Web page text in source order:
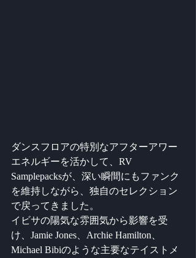
ダンスフロアの特別なアフターアワー
エネルギーを活かして、RV
Samplepacksが、深い瞬間にもファンク
を維持しながら、独自のセレクション
で戻ってきました。
イビサの陽気な雰囲気から影響を受
け、Jamie Jones、Archie Hamilton、
Michael Bibiのような主要なテイストメ